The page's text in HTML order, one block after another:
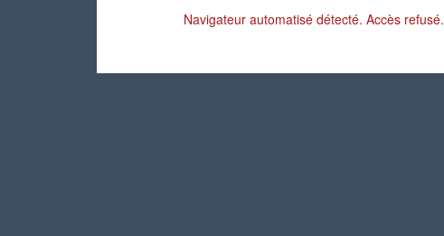
Navigateur automatisé détecté. Accès refusé.